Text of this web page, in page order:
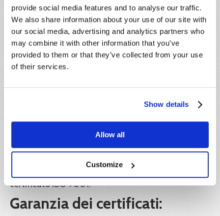
provide social media features and to analyse our traffic.
We also share information about your use of our site with
our social media, advertising and analytics partners who
may combine it with other information that you’ve
provided to them or that they’ve collected from your use
of their services.
Show details
Allow all
Customize
vuole rinunciare alla partecipazione, pur avendo già
effettuato il pagamento, dovrà darne
comunicazione scritta entro e non oltre 5 giorni
antecedenti la data di inizio del corso,
indipendentemente dalla motivazione della
rinuncia. L’importo corrisposto sarà convertito in
credito formativo, utilizzabile entro l’anno solare di
10, n. 20) del D.P.R. 26 ottobre 1972, n. 633.
Ente formatore:
Hideea SRL, in collaborazione con Xplica SRL, Ente
di formazione accreditato Regione Lazio e
certificato ISO 9001.
Garanzia dei certificati: